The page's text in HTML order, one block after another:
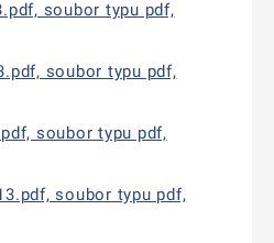
soubor typu pdf,
soubor typu pdf,
soubor typu pdf,
soubor typu pdf,